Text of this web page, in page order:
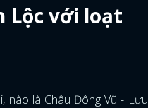
Lộc với loạt
nào là Châu Đông Vũ - Lưu